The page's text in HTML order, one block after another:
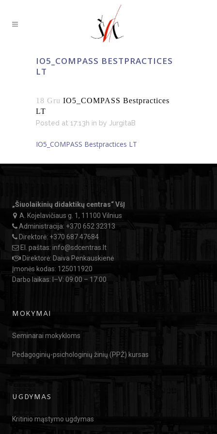
IO5_COMPASS BESTPRACTICES
LT
18 Gru IO5_COMPASS Bestpractices
LT
Posted at 17:13h in by JurgitaB
IO5_COMPASS Bestpractices LT
„Šiuolaikinių didaktikų centras“ VšĮ
A. Kojelavičiaus g. 1, 11100 Vilnius
Administracija: +370 652 32313
Direktorė: +370 687 47684
El. paštas: info@sdcentras.lt
Direktorė: Daiva Penkauskienė
Įmonės kodas: 125011920
Darbo laikas: I–V: 09:00 – 17:00
MOKYMAI
Seminarai mokykloms
Pedagoginių-psichologinių žinių (PPŽ) kursas
UGDYMAS
Kritinio mąstymo ugdymas